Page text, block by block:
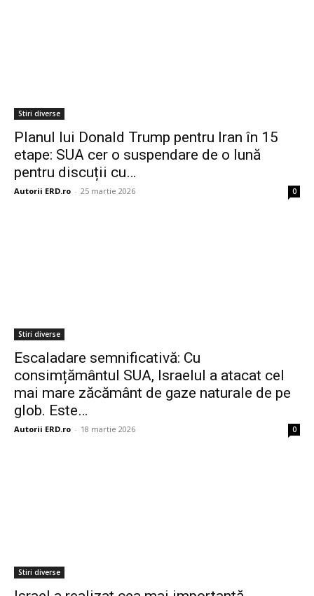
Stiri diverse
Planul lui Donald Trump pentru Iran în 15
etape: SUA cer o suspendare de o lună
pentru discuții cu…
Autorii ERD.ro - 25 martie 2026 0
Stiri diverse
Escaladare semnificativă: Cu
consimțământul SUA, Israelul a atacat cel
mai mare zăcământ de gaze naturale de pe
glob. Este…
Autorii ERD.ro - 18 martie 2026 0
Stiri diverse